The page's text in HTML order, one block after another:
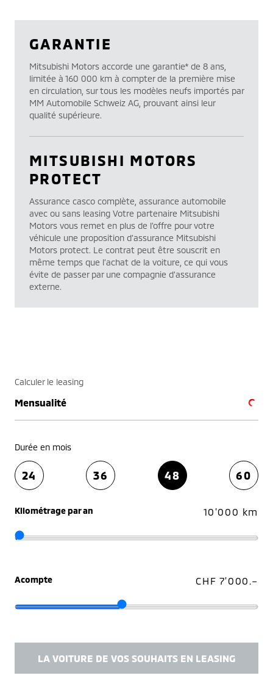
GARANTIE
Mitsubishi Motors accorde une garantie* de 8 ans,
limitée à 160 000 km à compter de la première mise
en circulation, sur tous les modèles neufs importés par
MM Automobile Schweiz AG, prouvant ainsi leur
qualité supérieure.
MITSUBISHI MOTORS
PROTECT
Assurance casco complète, assurance automobile
avec ou sans leasing Votre partenaire Mitsubishi
Motors vous remet en plus de l’offre pour votre
véhicule une proposition d’assurance Mitsubishi
Motors protect. Le contrat peut être souscrit en
même temps que l’achat de la voiture, ce qui vous
évite de passer par une compagnie d’assurance
externe.
Calculer le leasing
Mensualité
Durée en mois
24 36 48 60
Kilométrage par an 10'000 km
Acompte CHF 7'000.–
LA VOITURE DE VOS SOUHAITS EN LEASING